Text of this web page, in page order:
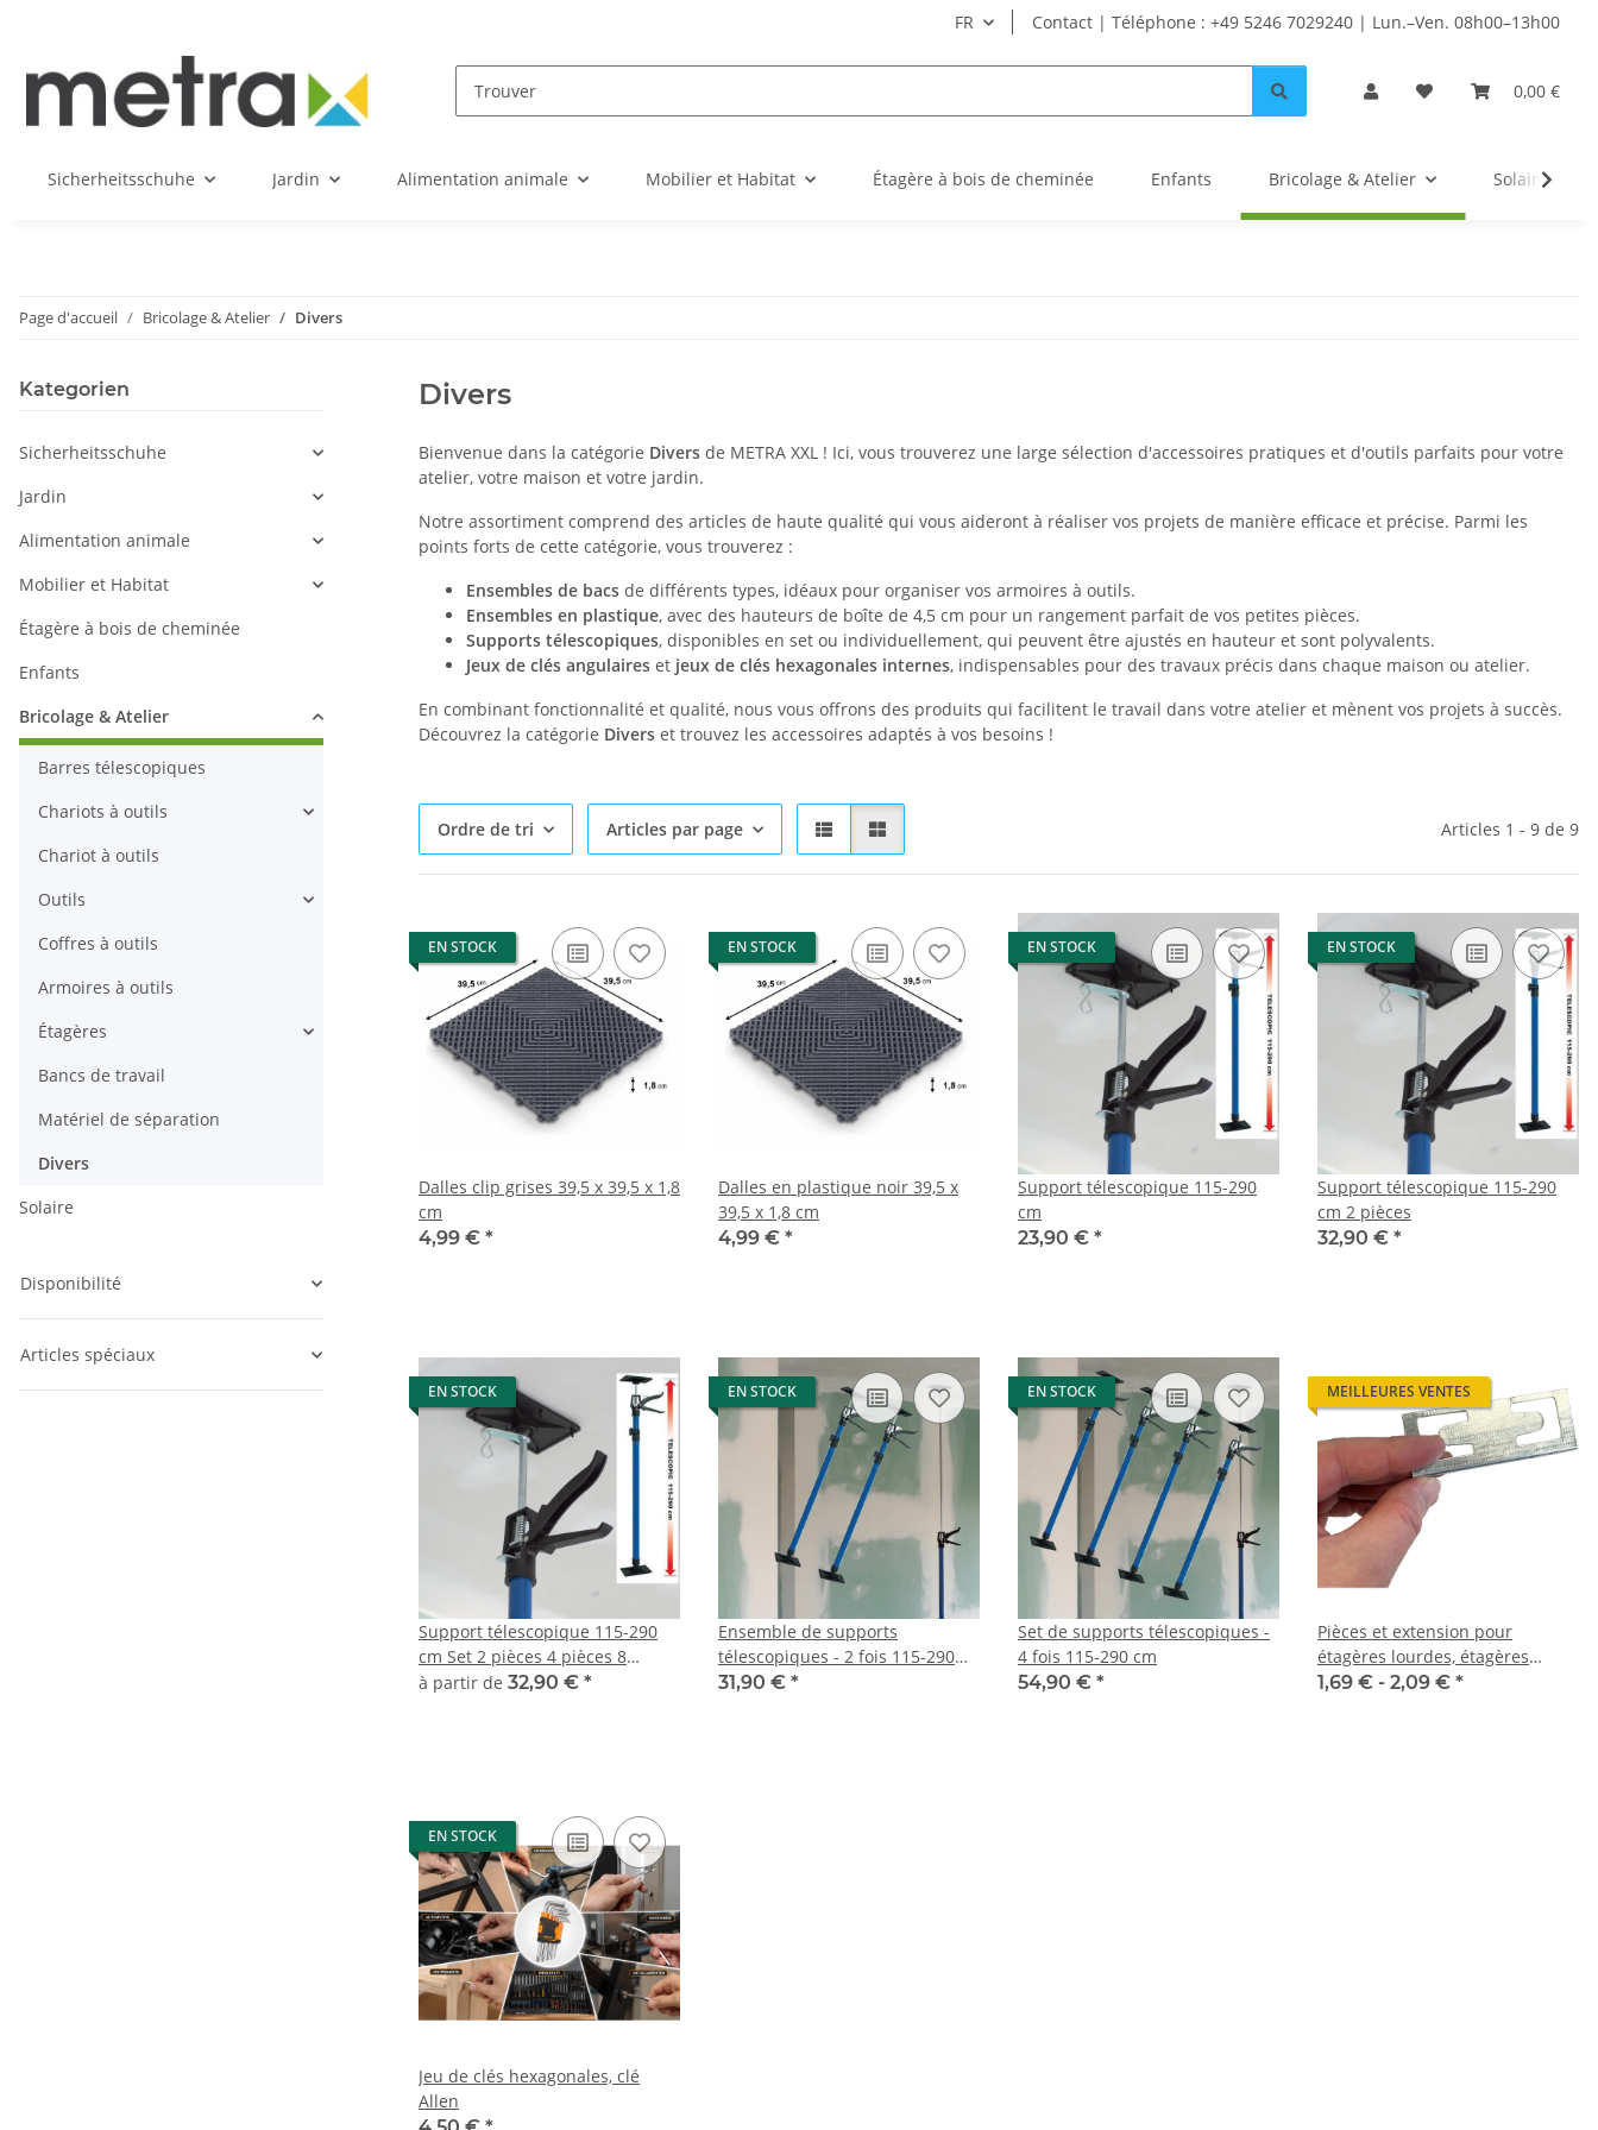
FR Contact | Téléphone : +49 5246 7029240 | Lun.–Ven. 08h00–13h00
0,00 €
Sicherheitsschuhe Jardin Alimentation animale Mobilier et Habitat Étagère à bois de cheminée Enfants Bricolage & Atelier Solaire
Page d'accueil Bricolage & Atelier Divers
Divers
Bienvenue dans la catégorie Divers de METRA XXL ! Ici, vous trouverez une large sélection d'accessoires pratiques et d'outils parfaits pour votre
atelier, votre maison et votre jardin.
Notre assortiment comprend des articles de haute qualité qui vous aideront à réaliser vos projets de manière efficace et précise. Parmi les
points forts de cette catégorie, vous trouverez :
Ensembles de bacs de différents types, idéaux pour organiser vos armoires à outils.
Ensembles en plastique, avec des hauteurs de boîte de 4,5 cm pour un rangement parfait de vos petites pièces.
Supports télescopiques, disponibles en set ou individuellement, qui peuvent être ajustés en hauteur et sont polyvalents.
Jeux de clés angulaires et jeux de clés hexagonales internes, indispensables pour des travaux précis dans chaque maison ou atelier.
En combinant fonctionnalité et qualité, nous vous offrons des produits qui facilitent le travail dans votre atelier et mènent vos projets à succès.
Découvrez la catégorie Divers et trouvez les accessoires adaptés à vos besoins !
Ordre de tri Articles par page Articles 1 - 9 de 9
EN STOCK
Dalles clip grises 39,5 x 39,5 x 1,8
cm
4,99 € *
EN STOCK
Dalles en plastique noir 39,5 x
39,5 x 1,8 cm
4,99 € *
EN STOCK
Support télescopique 115-290
cm
23,90 € *
EN STOCK
Support télescopique 115-290
cm 2 pièces
32,90 € *
EN STOCK
Support télescopique 115-290
cm Set 2 pièces 4 pièces 8
pièces
à partir de 32,90 € *
EN STOCK
Ensemble de supports
télescopiques - 2 fois 115-290
cm
31,90 € *
EN STOCK
Set de supports télescopiques -
4 fois 115-290 cm
54,90 € *
MEILLEURES VENTES
Pièces et extension pour
étagères lourdes, étagères
lourdes, étagères de cave
1,69 € - 2,09 € *
EN STOCK
Jeu de clés hexagonales, clé
Allen
Kategorien
Sicherheitsschuhe
Jardin
Alimentation animale
Mobilier et Habitat
Étagère à bois de cheminée
Enfants
Bricolage & Atelier
Barres télescopiques
Chariots à outils
Chariot à outils
Outils
Coffres à outils
Armoires à outils
Étagères
Bancs de travail
Matériel de séparation
Divers
Solaire
Disponibilité
Articles spéciaux